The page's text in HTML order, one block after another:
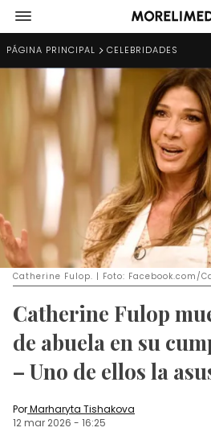
PÁGINA PRINCIPAL CELEBRIDADES
Catherine Fulop. | Foto: Facebook.com/
Catherine Fulop
de abuela en su
– Uno de ellos la
PorMarharyta Tishakova
12 mar 2026 - 16:25